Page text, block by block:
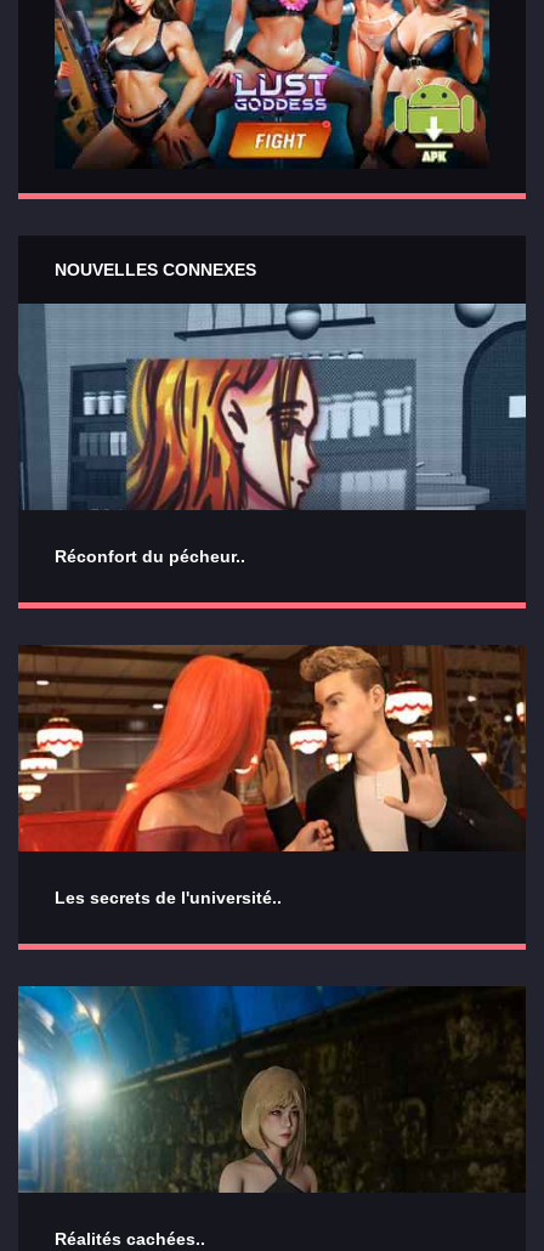
NOUVELLES CONNEXES
Réconfort du pécheur..
Les secrets de l'université..
Réalités cachées..